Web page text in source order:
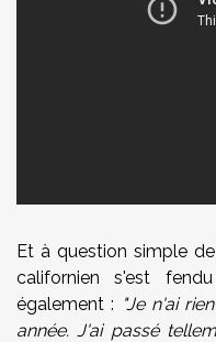
Et à question simple
californien s'est
également : "Je n'ai
année. J'ai passé